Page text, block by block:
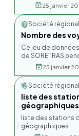
25 janvier
Société
Nombre des
Ce jeu de
de SORETRAS
25 janvier
Société
liste des
géographiques
liste des stations
géographiques